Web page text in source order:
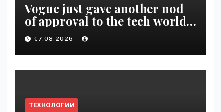
Vogue just gave another nod
of approval to the tech world |
VseTime.ru
07.08.2026
ТЕХНОЛОГИИ